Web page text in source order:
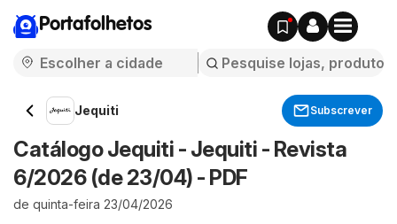
Portafolhetos
Jequiti Subscrever
Catálogo Jequiti - Jequiti - Revista
6/2026 (de 23/04) - PDF
de quinta-feira 23/04/2026